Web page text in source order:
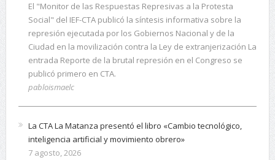
El "Monitor de las Respuestas Represivas a la Protesta
Social" del IEF-CTA publicó la síntesis informativa sobre la
represión ejecutada por los Gobiernos Nacional y de la
Ciudad en la movilización contra la Ley de extranjerización La
entrada Reporte de la brutal represión en el Congreso se
publicó primero en CTA.
pabloismaelc
La CTA La Matanza presentó el libro «Cambio tecnológico,
inteligencia artificial y movimiento obrero»
7 agosto, 2026